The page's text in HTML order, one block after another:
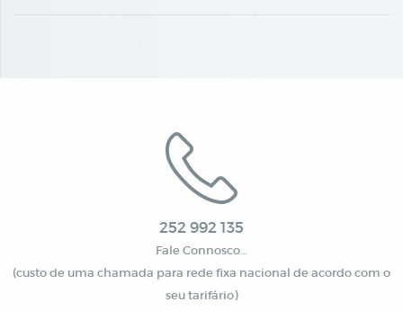
252 992 135
Fale Connosco…
(custo de uma chamada para rede fixa nacional de acordo com o
seu tarifário)